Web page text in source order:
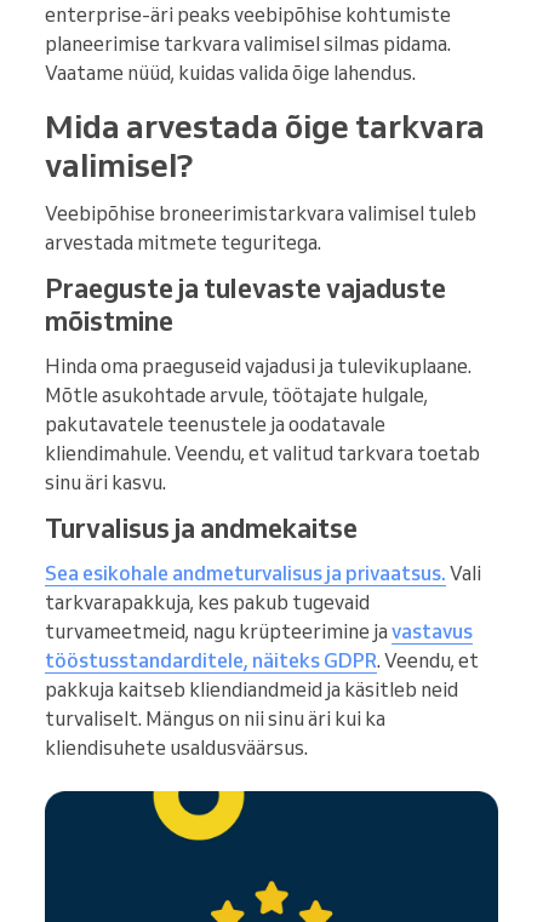
enterprise-äri peaks veebipõhise kohtumiste
planeerimise tarkvara valimisel silmas pidama.
Vaatame nüüd, kuidas valida õige lahendus.
Mida arvestada õige tarkvara
valimisel?
Veebipõhise broneerimistarkvara valimisel tuleb
arvestada mitmete teguritega.
Praeguste ja tulevaste vajaduste
mõistmine
Hinda oma praeguseid vajadusi ja tulevikuplaane.
Mõtle asukohtade arvule, töötajate hulgale,
pakutavatele teenustele ja oodatavale
kliendimahule. Veendu, et valitud tarkvara toetab
sinu äri kasvu.
Turvalisus ja andmekaitse
Sea esikohale andmeturvalisus ja privaatsus. Vali
tarkvarapakkuja, kes pakub tugevaid
turvameetmeid, nagu krüpteerimine ja vastavus
tööstusstandarditele, näiteks GDPR. Veendu, et
pakkuja kaitseb kliendiandmeid ja käsitleb neid
turvaliselt. Mängus on nii sinu äri kui ka
kliendisuhete usaldusväärsus.